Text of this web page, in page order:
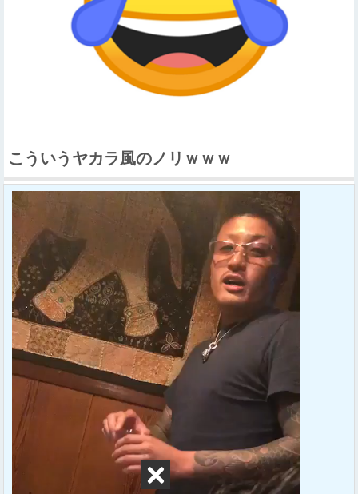
こういうヤカラ風のノリｗｗｗ